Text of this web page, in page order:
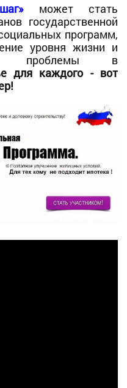
может стать
государственной
программ,
уровня жизни и
проблемы в
для каждого - вот